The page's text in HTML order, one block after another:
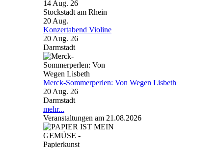
14 Aug. 26
Stockstadt am Rhein
20 Aug.
Konzertabend Violine
20 Aug. 26
Darmstadt
Merck-Sommerperlen: Von Wegen Lisbeth
20 Aug. 26
Darmstadt
mehr...
Veranstaltungen am 21.08.2026